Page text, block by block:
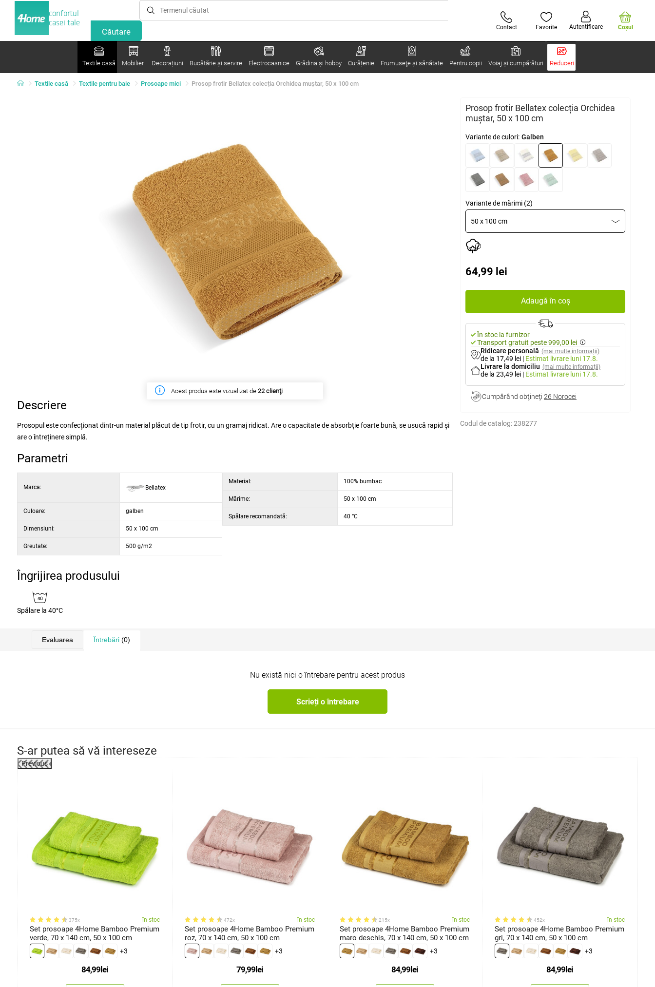
confortul
casei tale
Contact Favorite Autentificare Coşul
Textile casă Mobilier Decorațiuni Bucătărie și servire Electrocasnice Grădina şi hobby Curățenie Frumuseţe şi sănătate Pentru copii Voiaj și cumpărături Reduceri
Textile casă Textile pentru baie Prosoape mici Prosop frotir Bellatex colecția Orchidea muștar, 50 x 100 cm
Acest produs este vizualizat de 22 clienţi
Prosop frotir Bellatex colecția Orchidea
muștar, 50 x 100 cm
Variante de culori: Galben
Variante de mărimi (2)
50 x 100 cm
64,99 lei
Adaugă în coș
În stoc la furnizor
Transport gratuit peste 999,00 lei
Ridicare personală (mai multe informații)
de la 17,49 lei | Estimat livrare luni 17.8.
Livrare la domiciliu (mai multe informații)
de la 23,49 lei | Estimat livrare luni 17.8.
Cumpărând obţineţi 26 Norocei
Codul de catalog:238277
Descriere
Prosopul este confecționat dintr-un material plăcut de tip frotir, cu un gramaj ridicat. Are o capacitate de absorbție foarte bună, se usucă rapid și
are o întreținere simplă.
Parametri
Marca: Bellatex
Culoare: galben
Dimensiuni: 50 x 100 cm
Greutate: 500 g/m2
Material: 100% bumbac
Mărime: 50 x 100 cm
Spălare recomandată: 40 °C
Îngrijirea produsului
Spălare la 40°C
Evaluarea Întrebări (0)
Nu există nici o întrebare pentru acest produs
Scrieți o întrebare
S-ar putea să vă intereseze
Previous
375x în stoc
Set prosoape 4Home Bamboo Premium
verde, 70 x 140 cm, 50 x 100 cm
+3
84,99lei
472x în stoc
Set prosoape 4Home Bamboo Premium
roz, 70 x 140 cm, 50 x 100 cm
+3
79,99lei
215x în stoc
Set prosoape 4Home Bamboo Premium
maro deschis, 70 x 140 cm, 50 x 100 cm
+3
84,99lei
452x în stoc
Set prosoape 4Home Bamboo Premium
gri, 70 x 140 cm, 50 x 100 cm
+3
84,99lei